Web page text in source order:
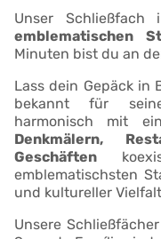
Unser
emblematischen
Minuten bist du an
Lass dein Gepäck in
bekannt für
harmonisch mit
Denkmälern,
Geschäften
emblematischsten
und kultureller
Unsere